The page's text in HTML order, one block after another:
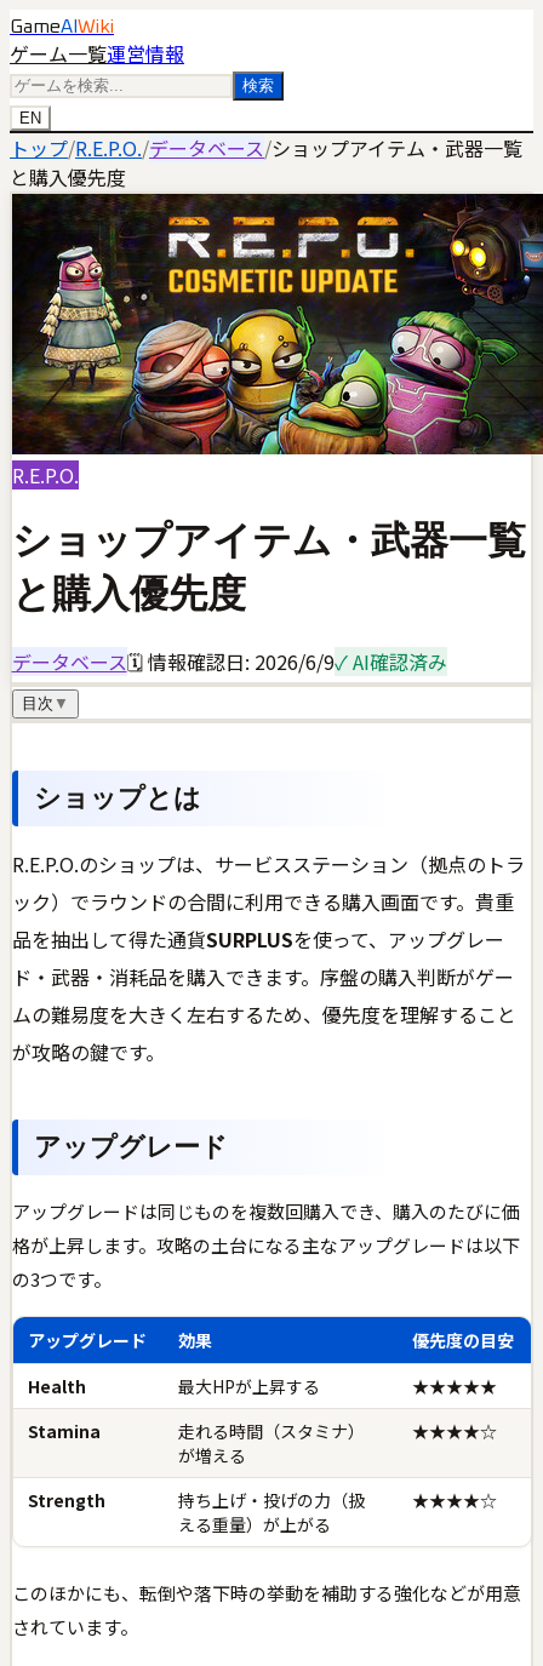
GameAI Wiki
ゲーム一覧運営情報
検索
EN
トップ/R.E.P.O./データベース/ショップアイテム・武器一覧
と購入優先度
R.E.P.O.
ショップアイテム・武器一覧
と購入優先度
データベース🗓 情報確認日: 2026/6/9✓ AI確認済み
目次 ▼
ショップとは
R.E.P.O.のショップは、サービスステーション（拠点のトラ
ック）でラウンドの合間に利用できる購入画面です。貴重
品を抽出して得た通貨SURPLUSを使って、アップグレー
ド・武器・消耗品を購入できます。序盤の購入判断がゲー
ムの難易度を大きく左右するため、優先度を理解すること
が攻略の鍵です。
アップグレード
アップグレードは同じものを複数回購入でき、購入のたびに価
格が上昇します。攻略の土台になる主なアップグレードは以下
の3つです。
アップグレード 効果
優先度の目安
Health
最大HPが上昇する
★★★★★
Stamina
走れる時間（スタミナ）
が増える
★★★★☆
Strength
持ち上げ・投げの力（扱
える重量）が上がる
★★★★☆
このほかにも、転倒や落下時の挙動を補助する強化などが用意
されています。